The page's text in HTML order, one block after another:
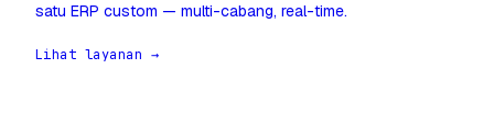
satu ERP custom — multi-cabang, real-time.
Lihat layanan →